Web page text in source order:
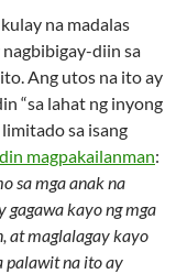
na madalas
diin sa
Ang utos na ito ay
“sa lahat ng inyong
sa isang
magpakailanman:
sa mga anak na
gagawa kayo ng mga
at maglalagay kayo
palawit na ito ay